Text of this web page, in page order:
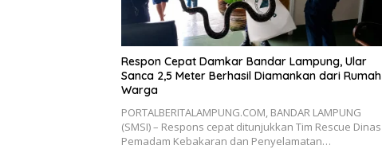
Respon Cepat Damkar Bandar Lampung, Ular
Sanca 2,5 Meter Berhasil Diamankan dari Rumah
Warga
PORTALBERITALAMPUNG.COM, BANDAR LAMPUNG
(SMSI) – Respons cepat ditunjukkan Tim Rescue Dinas
Pemadam Kebakaran dan Penyelamatan…